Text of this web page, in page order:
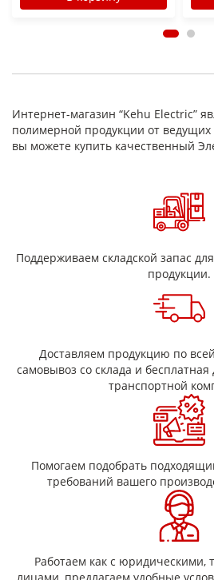
Интернет-магазин “Kehu Electric”
полимерной продукции от ведущих
вы можете купить качественный
Поддерживаем складской запас
продукции.
Доставляем продукцию по
самовывоз со склада и
транспортной
Помогаем подобрать
требований вашего
Работаем как с юридическими,